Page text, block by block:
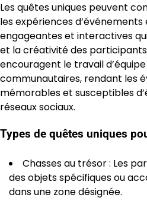
Les quêtes uniques peuvent
les expériences
engageantes et interactives
et la créativité des
encouragent le travail
communautaires, rendant les
mémorables et susceptibles
réseaux sociaux.
Types de quêtes uniques
Chasses au trésor : Les
des objets spécifiques ou
dans une zone désignée.